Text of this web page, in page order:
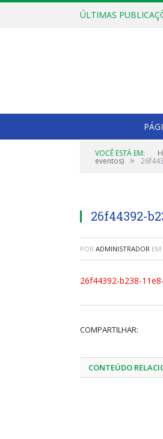
ÚLTIMAS
VOCÊ ESTÁ EM:
eventos) »
26f44392-
POR ADMINISTRADOR EM
26f44392-b238-
COMPARTILHAR:
CONTEÚDO